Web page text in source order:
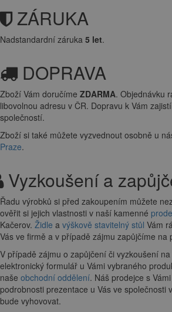
ZÁRUKA
Nadstandardní záruka 5 let.
DOPRAVA
Zboží Vám doručíme ZDARMA. Objednávku
libovolnou adresu v ČR. Dopravu k Vám
společností.
Zboží si také můžete vyzvednout osobně u
Praze.
Vyzkoušení a
Řadu výrobků si před zakoupením můžete
ověřit si jejich vlastnosti v naší kamenné
Kačerov. Židle a výškově stavitelný stůl Vám
Vás ve firmě a v případě zájmu zapůjčíme na
V případě zájmu o zapůjčení či vyzkoušení
elektronický formulář u Vámi vybraného
naše obchodní oddělení. Náš prodejce s
podrobnosti prezentace u Vás ve společnosti
bude vyhovovat.